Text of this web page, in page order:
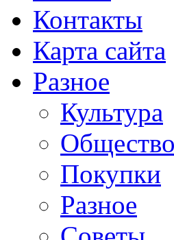
Контакты
Карта сайта
Разное
Культура
Общество
Покупки
Разное